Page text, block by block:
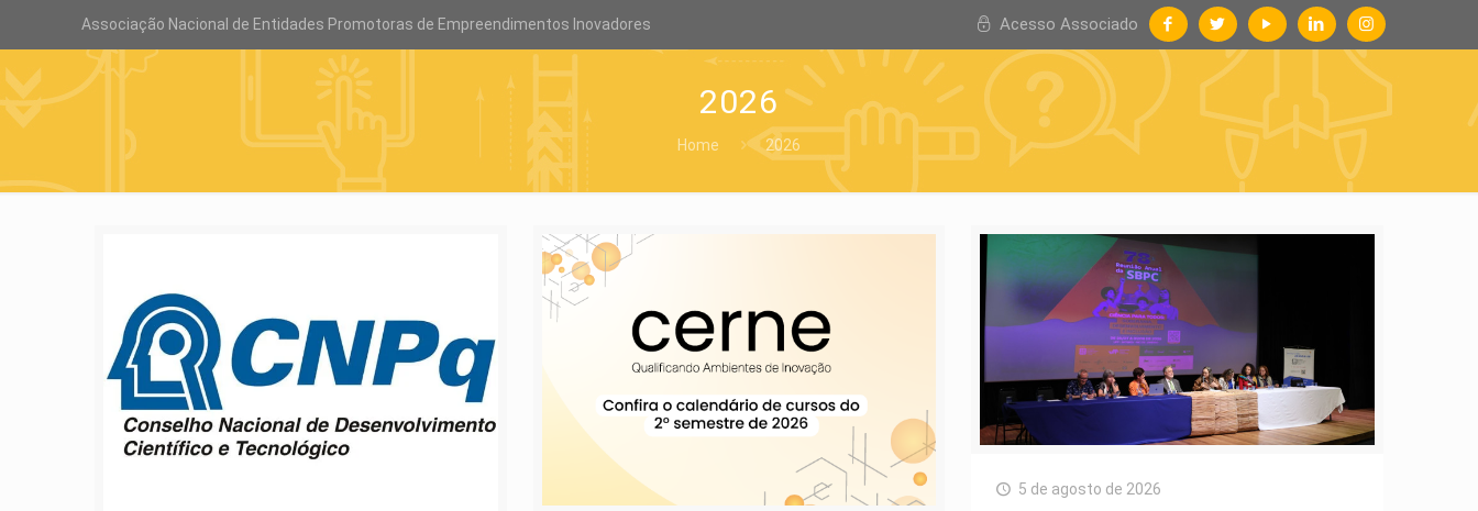
Associação Nacional de Entidades Promotoras de Empreendimentos Inovadores Acesso Associado
2026
Home 2026
5 de agosto de 2026